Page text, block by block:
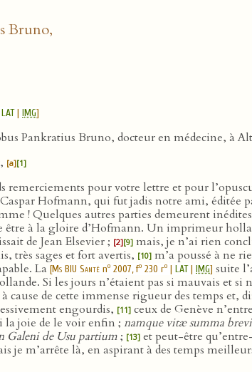
Bruno,
LAT| IMG]
Pankratius Bruno, docteur en médecine, à
[a][1]
remerciements pour votre lettre et pour
Hofmann, qui fut jadis notre ami, éditée
! Quelques autres parties demeurent
être à la gloire d’Hofmann. Un imprimeur
de Jean Elsevier ; [2][9] mais, je n’ai rien
très sages et fort avertis, [10] m’a poussé à ne
La [Ms BIU Santé no 2007, fo 230 ro | LAT| IMG] suite
Si les jours n’étaient pas si mauvais et
cause de cette immense rigueur des temps
engourdis, [11] ceux de Genève
la joie de le voir enfin ; namque vitæ summa
Galeni de Usu partium; [13] et peut-être
je m’arrête là, en aspirant à des temps